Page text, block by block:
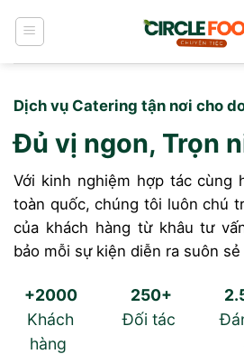
qua
Dịch vụ Catering tận nơi cho
Đủ vị ngon, Trọn
Với kinh nghiệm hợp tác cùng
toàn quốc, chúng tôi luôn chú
của khách hàng từ khâu tư
bảo mỗi sự kiện diễn ra suôn
+2000
Khách
hàng
250+
Đối tác